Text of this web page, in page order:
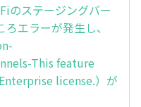
のステージングバー
エラーが発生し、
This feature
license.）が